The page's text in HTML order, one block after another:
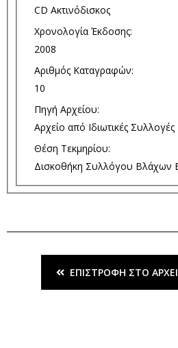
CD Ακτινόδισκος
Χρονολογία Έκδοσης:
2008
Αριθμός Καταγραφών:
10
Πηγή Αρχείου:
Αρχείο από Ιδιωτικές Συλλογές
Θέση Τεκμηρίου:
Δισκοθήκη Συλλόγου Βλάχων
ΕΠΙΣΤΡΟΦΉ ΣΤΟ